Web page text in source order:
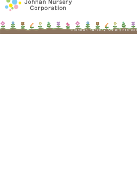
©johnan nursery All Rights